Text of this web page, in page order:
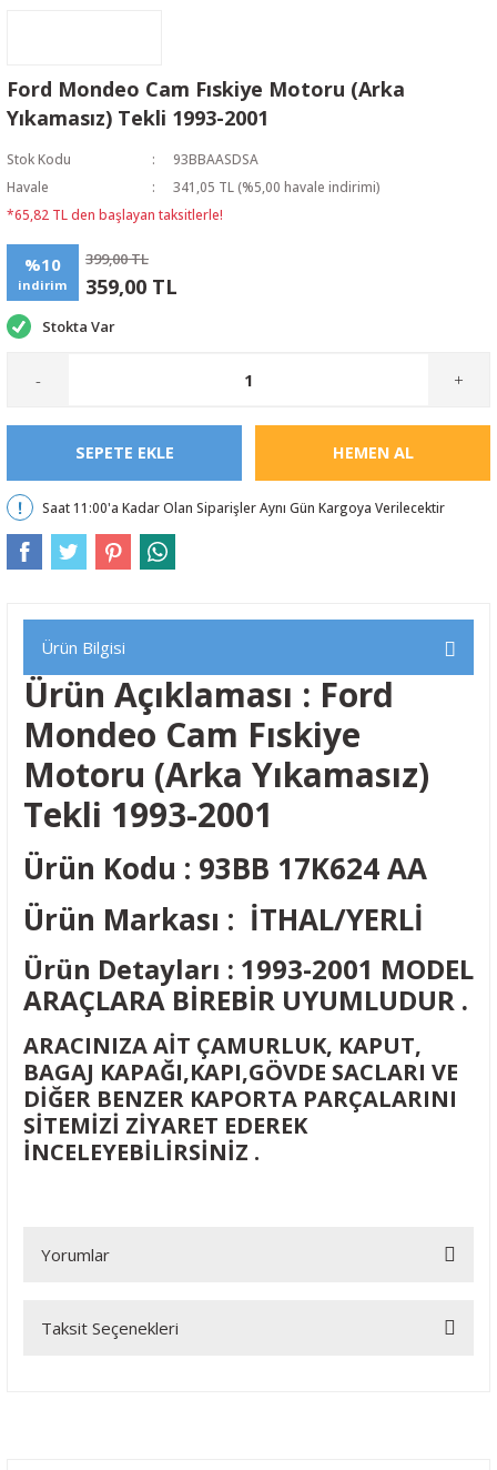
Ford Mondeo Cam Fıskiye Motoru (Arka
Yıkamasız) Tekli 1993-2001
Stok Kodu
93BBAASDSA
Havale
341,05 TL (%5,00 havale indirimi)
*65,82 TL den başlayan taksitlerle!
%10
indirim
399,00 TL
359,00 TL
Stokta Var
- +
SEPETE EKLE HEMEN AL
Saat 11:00'a Kadar Olan Siparişler Aynı Gün Kargoya Verilecektir
Ürün Bilgisi
Ürün Açıklaması : Ford
Mondeo Cam Fıskiye
Motoru (Arka Yıkamasız)
Tekli 1993-2001
Ürün Kodu : 93BB 17K624 AA
Ürün Markası : İTHAL/YERLİ
Ürün Detayları : 1993-2001 MODEL
ARAÇLARA BİREBİR UYUMLUDUR .
ARACINIZA AİT ÇAMURLUK, KAPUT,
BAGAJ KAPAĞI,KAPI,GÖVDE SACLARI VE
DİĞER BENZER KAPORTA PARÇALARINI
SİTEMİZİ ZİYARET EDEREK
İNCELEYEBİLİRSİNİZ .
Yorumlar
Bu ürüne ilk yorumu siz yapın!
Taksit Seçenekleri